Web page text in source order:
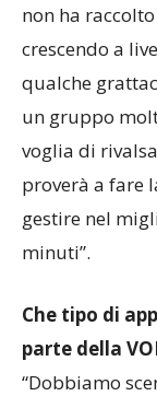
non ha
crescendo a
qualche
un gruppo
voglia di
proverà a fare
gestire nel
minuti”.
Che tipo di
parte della
“Dobbiamo